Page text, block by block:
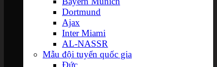
Dortmund
Ajax
Inter Miami
AL-NASSR
Mẫu đội tuyển quốc gia
Đức